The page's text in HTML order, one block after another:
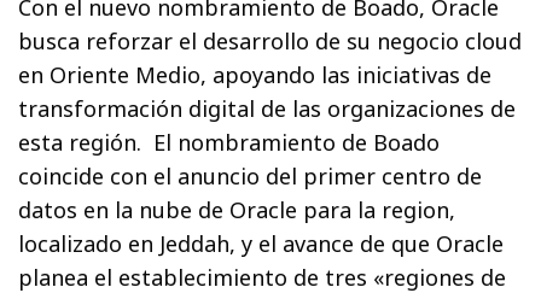
Con el nuevo nombramiento de Boado, Oracle
busca reforzar el desarrollo de su negocio cloud
en Oriente Medio, apoyando las iniciativas de
transformación digital de las organizaciones de
esta región. El nombramiento de Boado
coincide con el anuncio del primer centro de
datos en la nube de Oracle para la region,
localizado en Jeddah, y el avance de que Oracle
planea el establecimiento de tres «regiones de